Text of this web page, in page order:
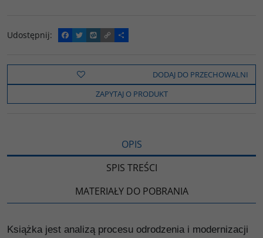
Udostępnij:
F
a
e
o
k
T
w
t
t
e
W
y
o
C
o
y
i
n
k
P
o
z
e
l
s
DODAJ DO PRZECHOWALNI
ZAPYTAJ O PRODUKT
OPIS
SPIS TREŚCI
MATERIAŁY DO POBRANIA
Książka jest analizą procesu odrodzenia i modernizacji